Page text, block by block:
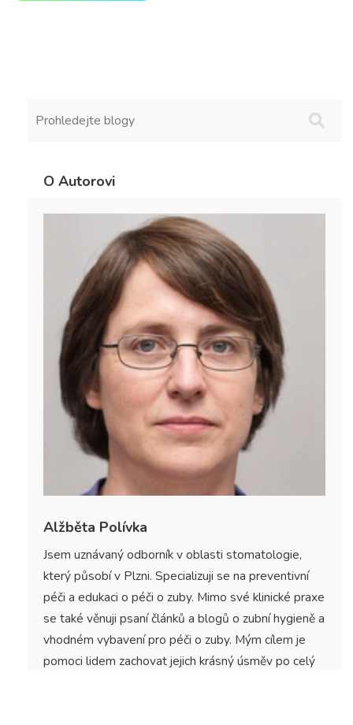
O Autorovi
Alžběta Polívka
Jsem uznávaný odborník v oblasti stomatologie,
který působí v Plzni. Specializuji se na preventivní
péči a edukaci o péči o zuby. Mimo své klinické praxe
se také věnuji psaní článků a blogů o zubní hygieně a
vhodném vybavení pro péči o zuby. Mým cílem je
pomoci lidem zachovat jejich krásný úsměv po celý